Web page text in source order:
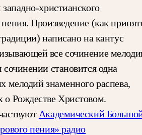
христианского
Произведение (как
написано на кантус
все сочинение
становится одна
мелодий знаменного распева,
о Рождестве Христовом.
Академический
пения» радио